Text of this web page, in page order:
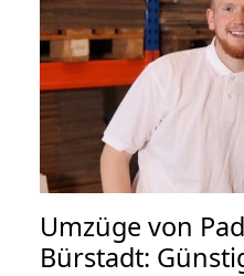
Umzüge von
Bürstadt: